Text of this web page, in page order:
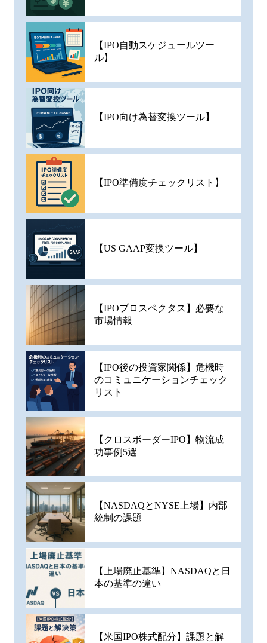
【IPO自動スケジュールツー
ル】
【IPO向け為替変換ツール】
【IPO準備度チェックリスト】
【US GAAP変換ツール】
【IPOプロスペクタス】必要な
市場情報
【IPO後の投資家関係】危機時
のコミュニケーションチェック
リスト
【クロスボーダーIPO】物流成
功事例5選
【NASDAQとNYSE上場】内部
統制の課題
【上場廃止基準】NASDAQと日
本の基準の違い
【米国IPO株式配分】課題と解